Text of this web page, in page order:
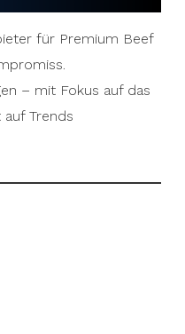
für Premium Beef
– mit Fokus auf das
Trends